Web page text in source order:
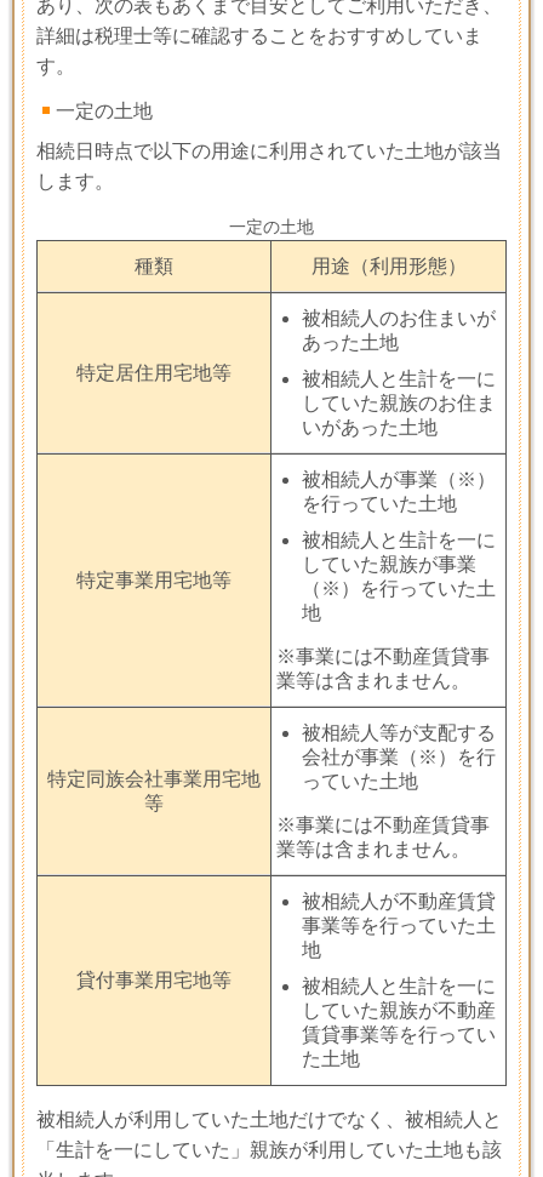
あり、次の表もあくまで目安としてご利用いただき、
詳細は税理士等に確認することをおすすめしていま
す。
一定の土地
相続日時点で以下の用途に利用されていた土地が該当
します。
一定の土地
種類 用途（利用形態）
特定居住用宅地等
被相続人のお住まいが
あった土地
被相続人と生計を一に
していた親族のお住ま
いがあった土地
特定事業用宅地等
被相続人が事業 （※）
を行っていた土地
被相続人と生計を一に
していた親族が事業
（※）
を行っていた土
地
※事業には不動産賃貸事
業等は含まれません。
特定同族会社事業用宅地
等
被相続人等が支配する
会社が事業 （※）
を行
っていた土地
※事業には不動産賃貸事
業等は含まれません。
貸付事業用宅地等
被相続人が不動産賃貸
事業等を行っていた土
地
被相続人と生計を一に
していた親族が不動産
賃貸事業等を行ってい
た土地
被相続人が利用していた土地だけでなく、被相続人と
「生計を一にしていた」親族が利用していた土地も該